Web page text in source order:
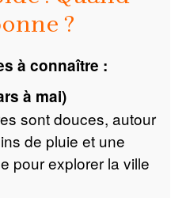
?
à connaître :
à mai)
sont douces, autour
de pluie et une
pour explorer la ville